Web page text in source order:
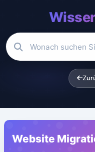
Website
Enjyn AI Agent
Enjix